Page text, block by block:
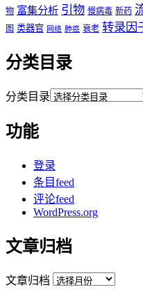
物 富集分析 引物 慢病毒 新药
图 类器官 网络 肺癌 衰老 转录因
分类目录
分类目录
功能
登录
条目feed
评论feed
WordPress.org
文章归档
文章归档